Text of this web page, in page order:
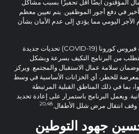
أيضًا أقل تحفيزًا بسبب مشاكل
في دفع أجور الموظفين. يتم تعيين معظم
اليومي مما يؤدي إلى عدم الأمان بشأن
: فرضت جائحة فيروس كورونا (COVID-19) تحديات جديدة
من البرنامج التكيف بسرعة وبشكل
سلامة عمال الاستقبال والمجتمع. ويركز
للخطر، أي الخزانات الأساسية في وسط
في ذلك المناطق القبلية المرتبطة
ويعمل البرنامج باستمرار على إعادة تحديد
انتقال مرض شلل الأطفال.20,48
جهود التوطين